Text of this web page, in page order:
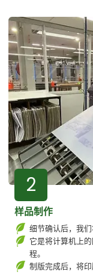
2
样品制作
细节确认后，我们
它是将计算机上
程。
制版完成后，将